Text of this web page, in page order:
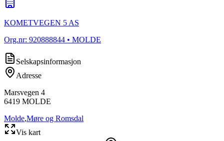
KOMETVEGEN 5 AS
Org.nr: 920888844 • MOLDE
Selskapsinformasjon
Adresse
Marsvegen 4
6419 MOLDE
Molde,Møre og Romsdal
Vis kart